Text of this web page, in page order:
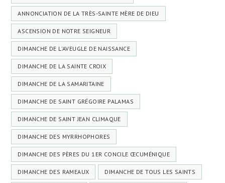
ANNONCIATION DE LA TRÈS-SAINTE MÈRE DE DIEU
ASCENSION DE NOTRE SEIGNEUR
DIMANCHE DE L'AVEUGLE DE NAISSANCE
DIMANCHE DE LA SAINTE CROIX
DIMANCHE DE LA SAMARITAINE
DIMANCHE DE SAINT GRÉGOIRE PALAMAS
DIMANCHE DE SAINT JEAN CLIMAQUE
DIMANCHE DES MYRRHOPHORES
DIMANCHE DES PÈRES DU 1ER CONCILE ŒCUMÉNIQUE
DIMANCHE DES RAMEAUX DIMANCHE DE TOUS LES SAINTS